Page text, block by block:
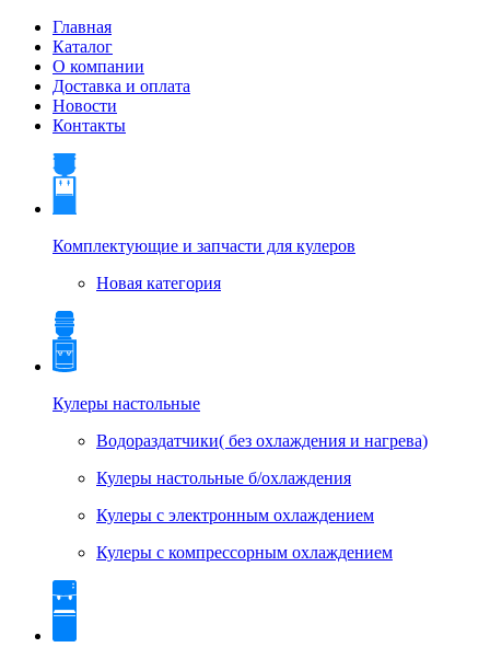
Главная
Каталог
О компании
Доставка и оплата
Новости
Контакты
Комплектующие и запчасти для кулеров
Новая категория
Кулеры настольные
Водораздатчики( без охлаждения и нагрева)
Кулеры настольные б/охлаждения
Кулеры с электронным охлаждением
Кулеры с компрессорным охлаждением